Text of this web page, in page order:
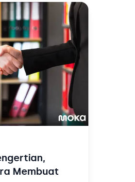
ia miliki, salah
bentuk badan
yang baik,
lancar.
Membuat